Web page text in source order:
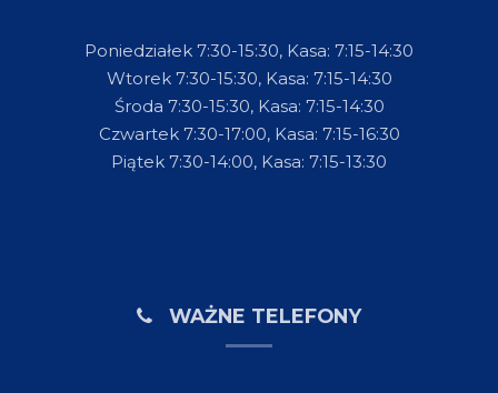
Poniedziałek 7:30-15:30, Kasa: 7:15-14:30
Wtorek 7:30-15:30, Kasa: 7:15-14:30
Środa 7:30-15:30, Kasa: 7:15-14:30
Czwartek 7:30-17:00, Kasa: 7:15-16:30
Piątek 7:30-14:00, Kasa: 7:15-13:30
WAŻNE TELEFONY